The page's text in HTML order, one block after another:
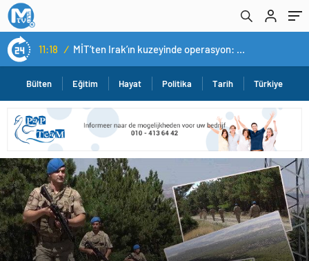
11:18 / MİT’ten Irak’ın kuzeyinde operasyon: Ramazan Güneş Türkiye’ye getirildi
Bülten Eğitim Hayat Politika Tarih Türkiye